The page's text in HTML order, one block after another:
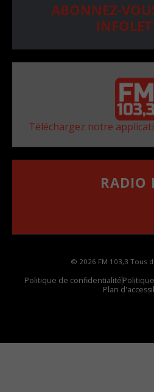
ABONNEZ-
Téléchargez notre
RADIO
© 2026 FM 103,3 Tous
Politique de confidentialité
Plan